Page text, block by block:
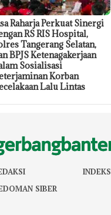
Raharja Perkuat Sinergi
RS RIS Hospital,
Tangerang Selatan,
BPJS Ketenagakerjaan
Sosialisasi
Korban
Lalu Lintas
INDEKS
SIBER